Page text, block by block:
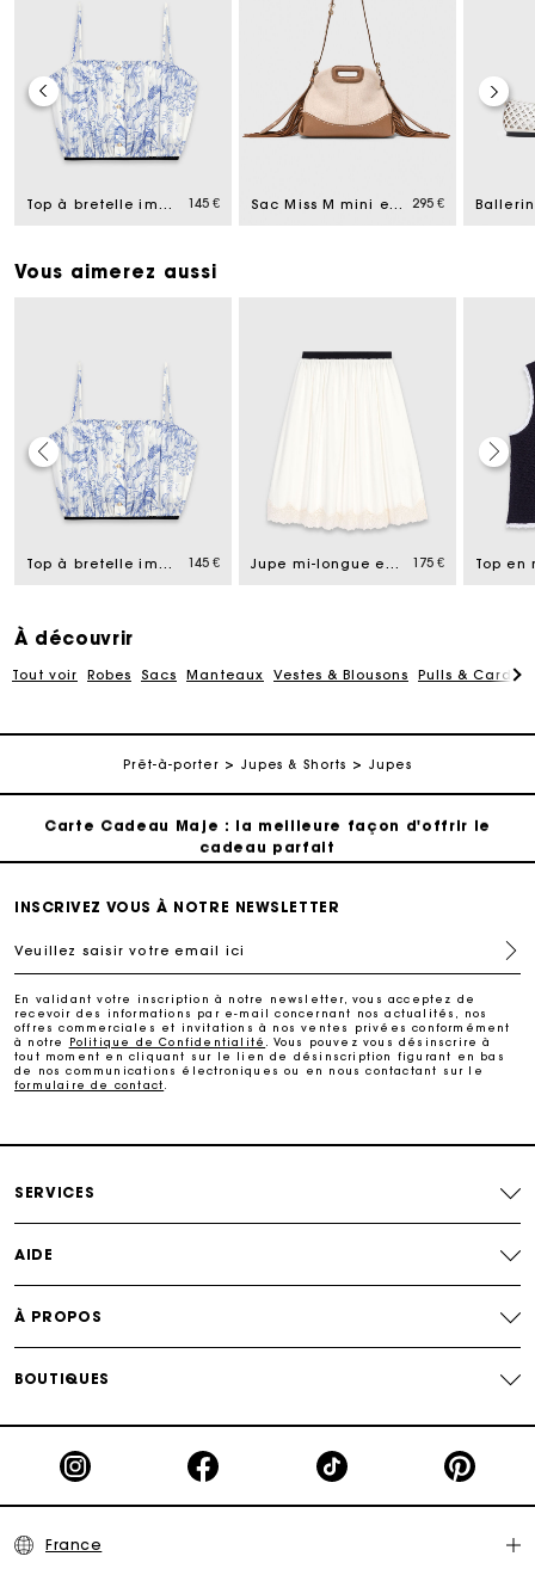
Top à bretelle imprimé 145 € Sac Miss M mini en mix toile cuir 295 €
Vous aimerez aussi
Top à bretelle imprimé 145 € Jupe mi-longue en coton et dentelle 175 €
À découvrir
Tout voir Robes Sacs Manteaux Vestes & Blousons Pulls &
Prêt-à-porter Jupes & Shorts Jupes
Carte Cadeau Maje : la meilleure façon d'offrir le
cadeau parfait
Livraison à domicile offerte sous 2 jours ouvrés
Paiement en plusieurs fois sans frais
Suivi de commande
Carte Cadeau Maje : la meilleure façon d'offrir le
cadeau parfait
Livraison à domicile offerte sous 2 jours ouvrés
Echanges & Retours offerts
INSCRIVEZ VOUS À NOTRE NEWSLETTER
Veuillez saisir votre email ici
En validant votre inscription à notre newsletter, vous acceptez de
recevoir des informations par e-mail concernant nos actualités, nos
offres commerciales et invitations à nos ventes privées conformément
à notre
Politique de Confidentialité
. Vous pouvez vous désinscrire à
tout moment en cliquant sur le lien de désinscription figurant en bas
de nos communications électroniques ou en nous contactant sur le
formulaire de contact
SERVICES
AIDE
À PROPOS
BOUTIQUES
France